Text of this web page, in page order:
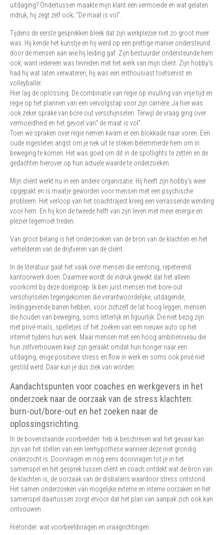
uitdaging? Ondertussen maakte mijn klant een vermoeide en wat gelaten
indruk, hij zegt zelf ook; “De maat is vol”.
Tijdens de eerste gesprekken bleek dat zijn werkplezier niet zo groot meer
was. Hij kende het kunstje en hij werd op een prettige manier ondersteund
door de mensen aan wie hij leiding gaf. Zijn bestuurder ondersteunde hem
ook, want iedereen was tevreden met het werk van mijn cliënt. Zijn hobby’s
had hij wat laten verwateren, hij was een enthousiast toetsenist en
volleyballer.
Hier lag de oplossing. De combinatie van regie op invulling van vrije tijd en
regie op het plannen van een vervolgstap voor zijn carrière. Ja hier was
ook zeker sprake van bore-out verschijnselen. Terwijl de vraag ging over
vermoeidheid en het gevoel van“ de maat is vol”.
Toen we spraken over regie nemen kwam er een blokkade naar voren. Een
oude ingesleten angst om je nek uit te steken belemmerde hem om in
beweging te komen. Het was goed om dit in de spotlights te zetten en de
gedachten hierover op hun actuele waarde te onderzoeken.
Mijn cliënt werkt nu in een andere organisatie. Hij heeft zijn hobby’s weer
opgepakt en is maatje geworden voor mensen met een psychische
probleem. Het verloop van het coachtraject kreeg een verrassende wending
voor hem. En hij kon de tweede helft van zijn leven met meer energie en
plezier tegemoet treden.
Van groot belang is het onderzoeken van de bron van de klachten en het
verhelderen van de drijfveren van de cliënt.
In de literatuur gaat het vaak over mensen die eentonig, repeterend
kantoorwerk doen. Daarmee wordt de indruk gewekt dat het alleen
voorkomt bij deze doelgroep. Ik ben juist mensen met bore-out
verschijnselen tegengekomen die verantwoordelijke, uitdagende,
leidinggevende banen hebben, voor zichzelf de lat hoog leggen, mensen
die houden van beweging, soms letterlijk en figuurlijk. Die niet bezig zijn
met privé-mails, spelletjes of het zoeken van een nieuwe auto op het
internet tijdens hun werk. Maar mensen met een hoog ambitieniveau die
hun zelfvertrouwen kwijt zijn geraakt omdat hun honger naar een
uitdaging, enige positieve stress en flow in werk en soms ook privé niet
gestild werd. Daar kun je dus ziek van worden.
Aandachtspunten voor coaches en werkgevers in het
onderzoek naar de oorzaak van de stress klachten:
burn-out/bore-out en het zoeken naar de
oplossingsrichting.
In de bovenstaande voorbeelden heb ik beschreven wat het gevaar kan
zijn van het stellen van een leerhypothese wanneer deze niet grondig
onderzocht is. Doorvragen en nog eens doorvragen tot je in het
samenspel en het gesprek tussen cliënt en coach ontdekt wat de bron van
de klachten is, de oorzaak van de disbalans waardoor stress ontstond.
Het samen onderzoeken van mogelijke externe en interne oorzaken en het
samenspel daartussen zorgt ervoor dat het plan van aanpak zich ook kan
ontvouwen.
Hieronder wat voorbeeldvragen en vraagrichtingen: